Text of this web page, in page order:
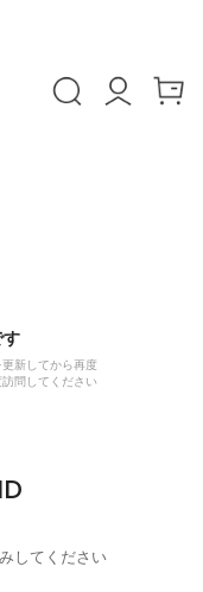
す
新してから再度
問してください
してください